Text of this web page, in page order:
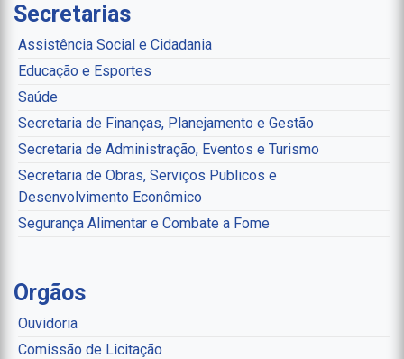
Secretarias
Assistência Social e Cidadania
Educação e Esportes
Saúde
Secretaria de Finanças, Planejamento e Gestão
Secretaria de Administração, Eventos e Turismo
Secretaria de Obras, Serviços Publicos e
Desenvolvimento Econômico
Segurança Alimentar e Combate a Fome
Orgãos
Ouvidoria
Comissão de Licitação